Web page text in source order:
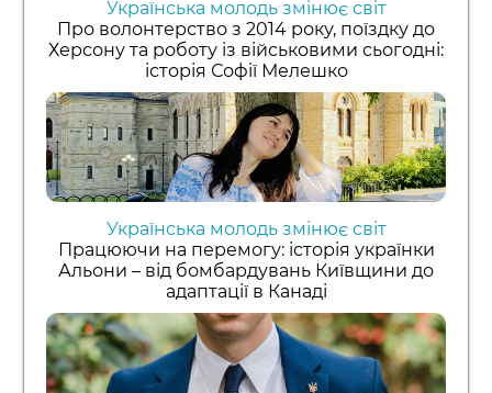
Українська молодь змінює світ
Про волонтерство з 2014 року, поїздку до
Херсону та роботу із військовими сьогодні:
історія Софії Мелешко
Українська молодь змінює світ
Працюючи на перемогу: історія українки
Альони – від бомбардувань Київщини до
адаптації в Канаді